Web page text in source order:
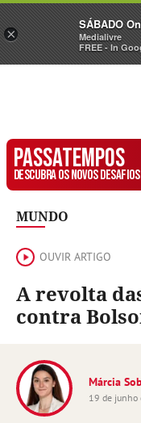
Sábado
PASSATEMPOS
DESCUBRA OS NOVOS
MUNDO
OUVIR ARTIGO
A revolta
contra
Márcia
19 de junho
×
SÁBADO
Medialivre
FREE - In